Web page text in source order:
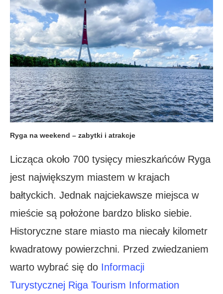
Ryga na weekend – zabytki i atrakcje
Licząca około 700 tysięcy mieszkańców Ryga
jest największym miastem w krajach
bałtyckich. Jednak najciekawsze miejsca w
mieście są położone bardzo blisko siebie.
Historyczne stare miasto ma niecały kilometr
kwadratowy powierzchni. Przed zwiedzaniem
warto wybrać się do Informacji
Turystycznej Riga Tourism Information